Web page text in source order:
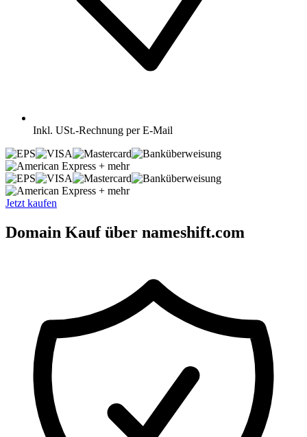
Inkl. USt.-Rechnung per E-Mail
+ mehr
+ mehr
Jetzt kaufen
Domain Kauf über nameshift.com